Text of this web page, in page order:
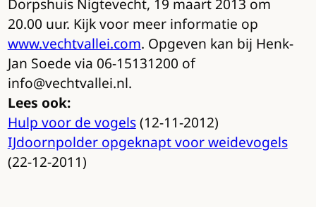
Dorpshuis Nigtevecht, 19 maart 2013 om
20.00 uur. Kijk voor meer informatie op
www.vechtvallei.com. Opgeven kan bij Henk-
Jan Soede via 06-15131200 of
info@vechtvallei.nl.
Lees ook:
Hulp voor de vogels(12-11-2012)
IJdoornpolder opgeknapt voor weidevogels
(22-12-2011)